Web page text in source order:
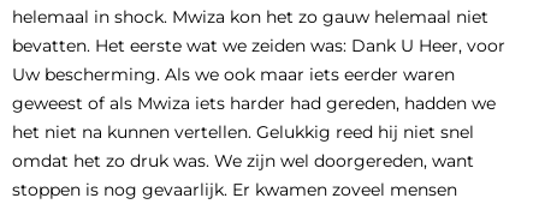
helemaal in shock. Mwiza kon het zo gauw helemaal niet
bevatten. Het eerste wat we zeiden was: Dank U Heer, voor
Uw bescherming. Als we ook maar iets eerder waren
geweest of als Mwiza iets harder had gereden, hadden we
het niet na kunnen vertellen. Gelukkig reed hij niet snel
omdat het zo druk was. We zijn wel doorgereden, want
stoppen is nog gevaarlijk. Er kwamen zoveel mensen